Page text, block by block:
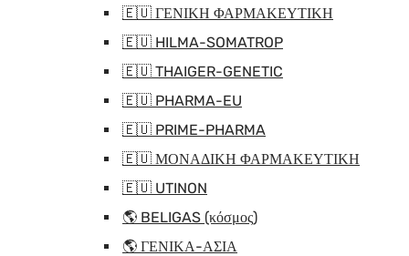
🇪🇺 ΓΕΝΙΚΗ ΦΑΡΜΑΚΕΥΤΙΚΗ
🇪🇺 HILMA-SOMATROP
🇪🇺 THAIGER-GENETIC
🇪🇺 PHARMA-EU
🇪🇺 PRIME-PHARMA
🇪🇺 ΜΟΝΑΔΙΚΗ ΦΑΡΜΑΚΕΥΤΙΚΗ
🇪🇺 UTINON
🌎 BELIGAS (κόσμος)
🌎 ΓΕΝΙΚΑ-ΑΣΙΑ